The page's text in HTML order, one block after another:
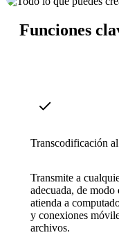
Funciones
Transcodificación
Transmite a
adecuada, de
atienda a
y conexiones
archivos.